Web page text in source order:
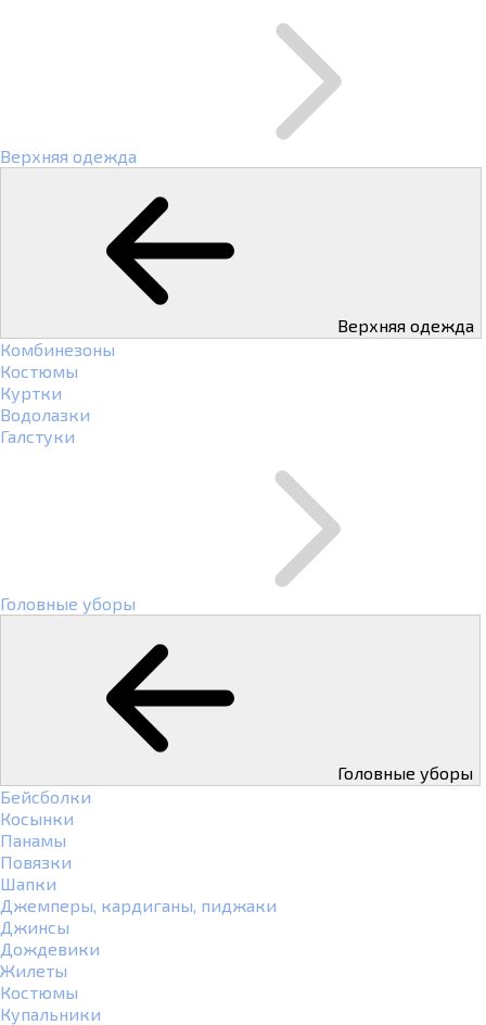
Верхняя одежда
Верхняя одежда
Комбинезоны
Костюмы
Куртки
Водолазки
Галстуки
Головные уборы
Головные уборы
Бейсболки
Косынки
Панамы
Повязки
Шапки
Джемперы, кардиганы, пиджаки
Джинсы
Дождевики
Жилеты
Костюмы
Купальники